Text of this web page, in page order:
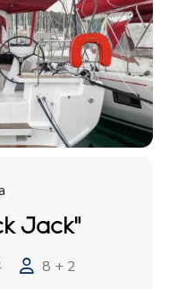
Jack"
8 + 2